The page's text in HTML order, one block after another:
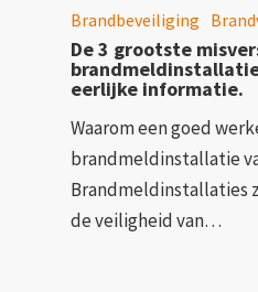
Brandbeveiliging
De 3 grootste
eerlijke informatie.
Waarom een goed
brandmeldinstallatie
Brandmeldinstallaties
de veiligheid van…